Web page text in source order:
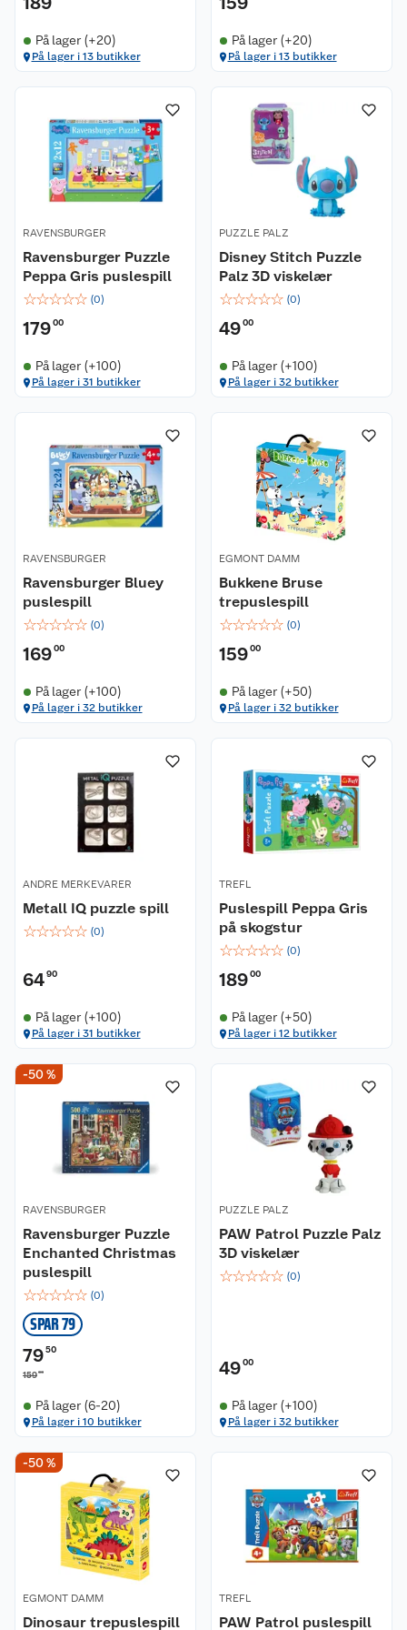
På lager (+20)
På lager i 13 butikker
På lager (+20)
På lager i 13 butikker
RAVENSBURGER
Ravensburger Puzzle
Peppa Gris puslespill
☆☆☆☆☆ (0)
17900
På lager (+100)
På lager i 31 butikker
PUZZLE PALZ
Disney Stitch Puzzle
Palz 3D viskelær
☆☆☆☆☆ (0)
4900
På lager (+100)
På lager i 32 butikker
RAVENSBURGER
Ravensburger Bluey
puslespill
☆☆☆☆☆ (0)
16900
På lager (+100)
På lager i 32 butikker
EGMONT DAMM
Bukkene Bruse
trepuslespill
☆☆☆☆☆ (0)
15900
På lager (+50)
På lager i 32 butikker
ANDRE MERKEVARER
Metall IQ puzzle spill
☆☆☆☆☆ (0)
6490
På lager (+100)
På lager i 31 butikker
TREFL
Puslespill Peppa Gris
på skogstur
☆☆☆☆☆ (0)
18900
På lager (+50)
På lager i 12 butikker
-50 %
RAVENSBURGER
Ravensburger Puzzle
Enchanted Christmas
puslespill
☆☆☆☆☆ (0)
SPAR 79
7950
15900
På lager (6-20)
På lager i 10 butikker
PUZZLE PALZ
PAW Patrol Puzzle Palz
3D viskelær
☆☆☆☆☆ (0)
4900
På lager (+100)
På lager i 32 butikker
-50 %
EGMONT DAMM
Dinosaur trepuslespill
TREFL
PAW Patrol puslespill
Om oss
Nyheter
Våre butikker
Kundeservice
Kontakt oss
Angre- og returrett
Reklamasjon og garanti